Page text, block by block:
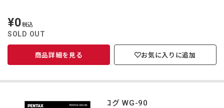
定
価
¥0税込
SOLD OUT
商品詳細を見る お気に入りに追加
カタログ WG-90